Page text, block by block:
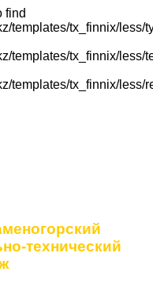
find
templates/tx_finnix/less/
templates/tx_finnix/less/
templates/tx_finnix/less/
технический